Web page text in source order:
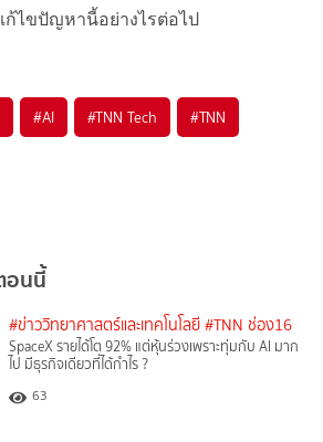
ไขปัญหานี้อย่างไรต่อไป
#AI #TNN Tech #TNN
อนนี้
#ข่าววิทยาศาสตร์และเทคโนโลยี #TNN ช่อง16
SpaceX รายได้โต 92% แต่หุ้นร่วงเพราะทุ่มกับ AI มาก
ไป มีธุรกิจเดียวที่ได้กำไร ?
63